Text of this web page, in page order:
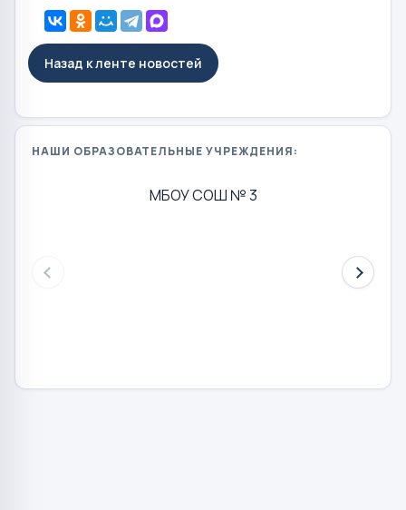
Назад к ленте новостей
НАШИ ОБРАЗОВАТЕЛЬНЫЕ УЧРЕЖДЕНИЯ:
МБОУ СОШ № 3